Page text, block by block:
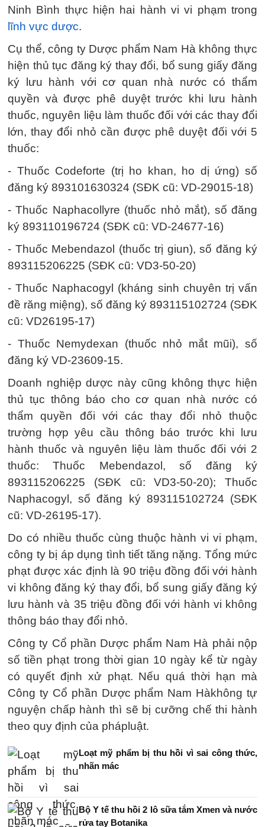
Ninh Bình thực hiện hai hành vi vi phạm trong
lĩnh vực dược.
Cụ thể, công ty Dược phẩm Nam Hà không thực
hiện thủ tục đăng ký thay đổi, bổ sung giấy đăng
ký lưu hành với cơ quan nhà nước có thẩm
quyền và được phê duyệt trước khi lưu hành
thuốc, nguyên liệu làm thuốc đối với các thay đổi
lớn, thay đổi nhỏ cần được phê duyệt đối với 5
thuốc:
- Thuốc Codeforte (trị ho khan, ho dị ứng) số
đăng ký 893101630324 (SĐK cũ: VD-29015-18)
- Thuốc Naphacollyre (thuốc nhỏ mắt), số đăng
ký 893110196724 (SĐK cũ: VD-24677-16)
- Thuốc Mebendazol (thuốc trị giun), số đăng ký
893115206225 (SĐK cũ: VD3-50-20)
- Thuốc Naphacogyl (kháng sinh chuyên trị vấn
đề răng miệng), số đăng ký 893115102724 (SĐK
cũ: VD26195-17)
- Thuốc Nemydexan (thuốc nhỏ mắt mũi), số
đăng ký VD-23609-15.
Doanh nghiệp dược này cũng không thực hiện
thủ tục thông báo cho cơ quan nhà nước có
thẩm quyền đối với các thay đổi nhỏ thuộc
trường hợp yêu cầu thông báo trước khi lưu
hành thuốc và nguyên liệu làm thuốc đối với 2
thuốc: Thuốc Mebendazol, số đăng ký
893115206225 (SĐK cũ: VD3-50-20); Thuốc
Naphacogyl, số đăng ký 893115102724 (SĐK
cũ: VD-26195-17).
Do có nhiều thuốc cùng thuộc hành vi vi phạm,
công ty bị áp dụng tình tiết tăng nặng. Tổng mức
phạt được xác định là 90 triệu đồng đối với hành
vi không đăng ký thay đổi, bổ sung giấy đăng ký
lưu hành và 35 triệu đồng đối với hành vi không
thông báo thay đổi nhỏ.
Công ty Cổ phần Dược phẩm Nam Hà phải nộp
số tiền phạt trong thời gian 10 ngày kể từ ngày
có quyết định xử phạt. Nếu quá thời hạn mà
Công ty Cổ phần Dược phẩm Nam Hàkhông tự
nguyện chấp hành thì sẽ bị cưỡng chế thi hành
theo quy định của phápluật.
Loạt mỹ phẩm bị thu hồi vì sai công thức,
nhãn mác
Bộ Y tế thu hồi 2 lô sữa tắm Xmen và nước
rửa tay Botanika